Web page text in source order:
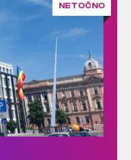
NETOČNO